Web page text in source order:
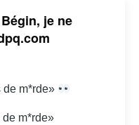
je ne
de m*rde»
m*rde»